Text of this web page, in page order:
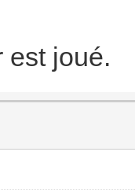
est joué.